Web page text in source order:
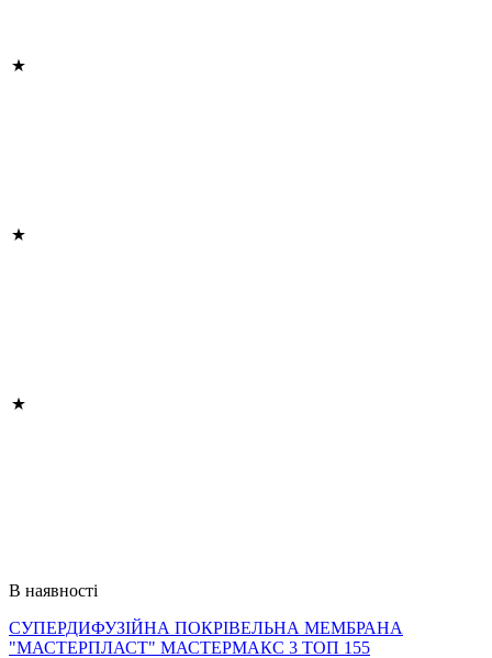
В наявності
СУПЕРДИФУЗІЙНА ПОКРІВЕЛЬНА МЕМБРАНА
"МАСТЕРПЛАСТ" МАСТЕРМАКС 3 ТОП 155